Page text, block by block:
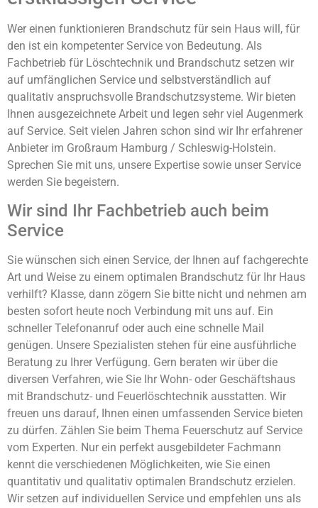
Wer einen funktionieren Brandschutz für sein Haus will, für
den ist ein kompetenter Service von Bedeutung. Als
Fachbetrieb für Löschtechnik und Brandschutz setzen wir
auf umfänglichen Service und selbstverständlich auf
qualitativ anspruchsvolle Brandschutzsysteme. Wir bieten
Ihnen ausgezeichnete Arbeit und legen sehr viel Augenmerk
auf Service. Seit vielen Jahren schon sind wir Ihr erfahrener
Anbieter im Großraum Hamburg / Schleswig-Holstein.
Sprechen Sie mit uns, unsere Expertise sowie unser Service
werden Sie begeistern.
Wir sind Ihr Fachbetrieb auch beim
Service
Sie wünschen sich einen Service, der Ihnen auf fachgerechte
Art und Weise zu einem optimalen Brandschutz für Ihr Haus
verhilft? Klasse, dann zögern Sie bitte nicht und nehmen am
besten sofort heute noch Verbindung mit uns auf. Ein
schneller Telefonanruf oder auch eine schnelle Mail
genügen. Unsere Spezialisten stehen für eine ausführliche
Beratung zu Ihrer Verfügung. Gern beraten wir über die
diversen Verfahren, wie Sie Ihr Wohn- oder Geschäftshaus
mit Brandschutz- und Feuerlöschtechnik ausstatten. Wir
freuen uns darauf, Ihnen einen umfassenden Service bieten
zu dürfen. Zählen Sie beim Thema Feuerschutz auf Service
vom Experten. Nur ein perfekt ausgebildeter Fachmann
kennt die verschiedenen Möglichkeiten, wie Sie einen
quantitativ und qualitativ optimalen Brandschutz erzielen.
Wir setzen auf individuellen Service und empfehlen uns als